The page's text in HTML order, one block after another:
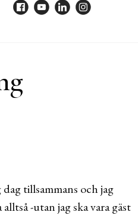
tillsammans och jag
-utan jag ska vara gäst